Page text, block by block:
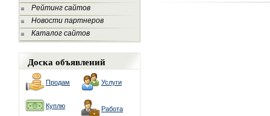
Рейтинг сайтов
Новости партнеров
Каталог сайтов
Доска объявлений
Продам Услуги
Куплю Работа